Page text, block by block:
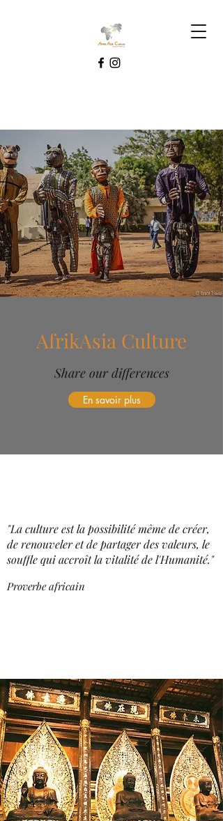
AfrikAsia Culture
Share our differences
En savoir plus
"La culture est la possibilité même de créer,
de renouveler et de partager des valeurs, le
souffle qui accroît la vitalité de l'Humanité."
Proverbe africain